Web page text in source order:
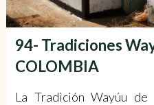
94- Tradiciones
COLOMBIA
La Tradición Wayúu